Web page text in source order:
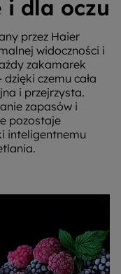
i dla oczu
przez Haier
widoczności i
zakamarek
czemu cała
i przejrzysta.
zapasów i
pozostaje
inteligentnemu